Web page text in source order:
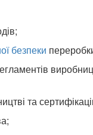
безпеки
та